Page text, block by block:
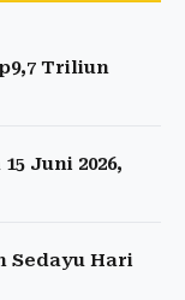
Triliun
Juni 2026,
Sedayu Hari